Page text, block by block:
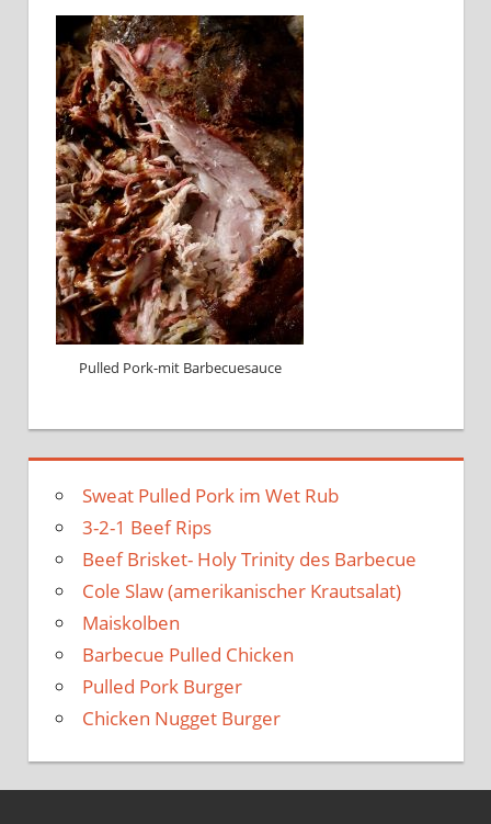
Pulled Pork-mit Barbecuesauce
Sweat Pulled Pork im Wet Rub
3-2-1 Beef Rips
Beef Brisket- Holy Trinity des Barbecue
Cole Slaw (amerikanischer Krautsalat)
Maiskolben
Barbecue Pulled Chicken
Pulled Pork Burger
Chicken Nugget Burger